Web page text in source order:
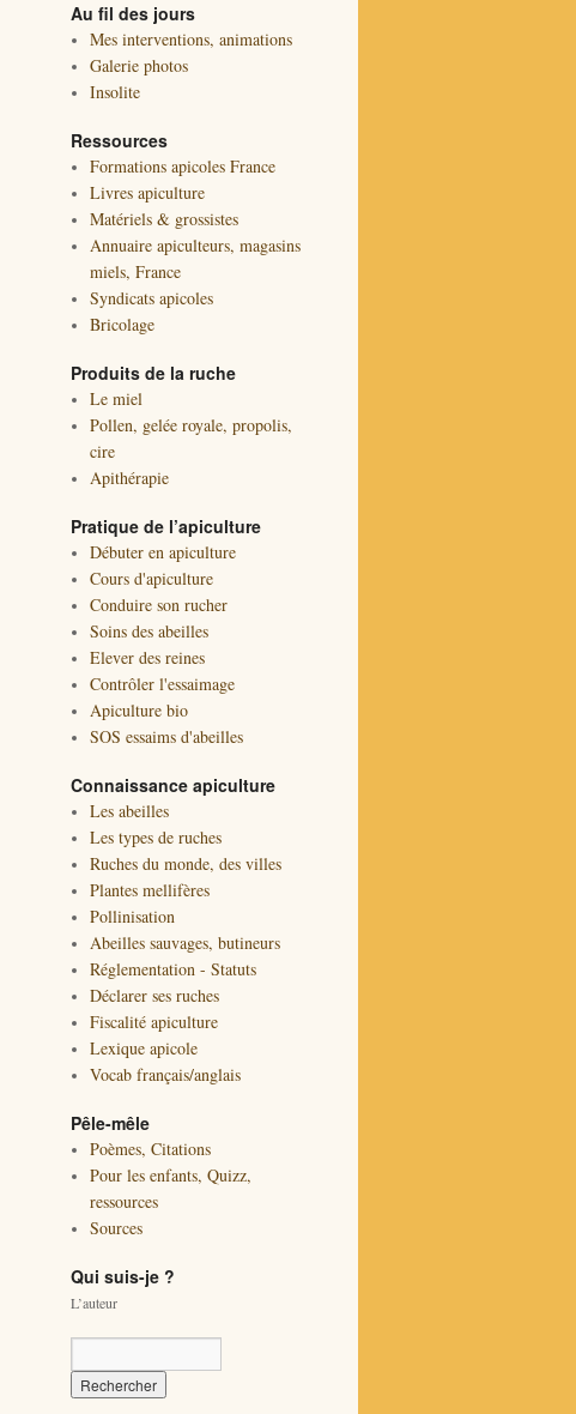
Au fil des jours
Mes interventions, animations
Galerie photos
Insolite
Ressources
Formations apicoles France
Livres apiculture
Matériels & grossistes
Annuaire apiculteurs, magasins
miels, France
Syndicats apicoles
Bricolage
Produits de la ruche
Le miel
Pollen, gelée royale, propolis,
cire
Apithérapie
Pratique de l’apiculture
Débuter en apiculture
Cours d'apiculture
Conduire son rucher
Soins des abeilles
Elever des reines
Contrôler l'essaimage
Apiculture bio
SOS essaims d'abeilles
Connaissance apiculture
Les abeilles
Les types de ruches
Ruches du monde, des villes
Plantes mellifères
Pollinisation
Abeilles sauvages, butineurs
Réglementation - Statuts
Déclarer ses ruches
Fiscalité apiculture
Lexique apicole
Vocab français/anglais
Pêle-mêle
Poèmes, Citations
Pour les enfants, Quizz,
ressources
Sources
Qui suis-je ?
L’auteur